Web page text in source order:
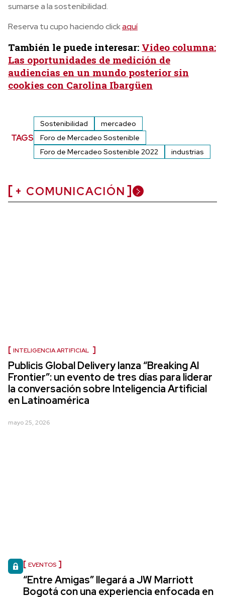
sumarse a la sostenibilidad.
Reserva tu cupo haciendo clickaquí
También le puede interesar: Video columna:
Las oportunidades de medición de
audiencias en un mundo posterior sin
cookies con Carolina Ibargüen
TAGS
Sostenibilidad
mercadeo
Foro de Mercadeo Sostenible
Foro de Mercadeo Sostenible 2022
industrias
+ COMUNICACIÓN
INTELIGENCIA ARTIFICIAL
Publicis Global Delivery lanza “Breaking AI
Frontier”: un evento de tres días para liderar
la conversación sobre Inteligencia Artificial
en Latinoamérica
mayo 25, 2026
EVENTOS
“Entre Amigas” llegará a JW Marriott
Bogotá con una experiencia enfocada en